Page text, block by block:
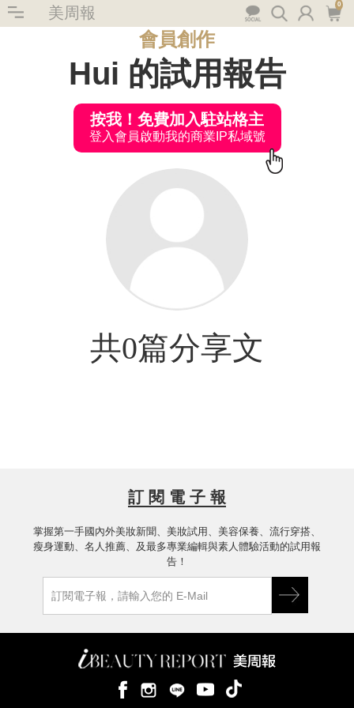
美周報 0
會員創作
Hui 的試用報告
按我！免費加入駐站格主
登入會員啟動我的商業IP私域號
共0篇分享文
訂 閱 電 子 報
掌握第一手國內外美妝新聞、美妝試用、美容保養、流行穿搭、
瘦身運動、名人推薦、及最多專業編輯與素人體驗活動的試用報
告！